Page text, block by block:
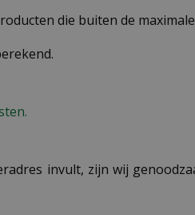
die buiten de
invult, zijn wij